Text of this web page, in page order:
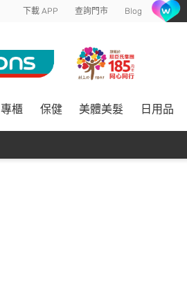
下載 APP 查詢門市 Blog
專櫃 保健 美體美髮 日用品